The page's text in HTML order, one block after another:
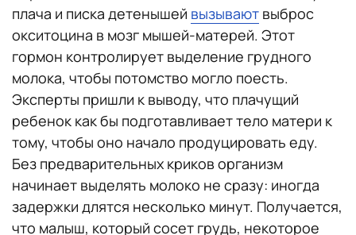
плача и писка детенышей вызывают выброс
окситоцина в мозг мышей-матерей. Этот
гормон контролирует выделение грудного
молока, чтобы потомство могло поесть.
Эксперты пришли к выводу, что плачущий
ребенок как бы подготавливает тело матери к
тому, чтобы оно начало продуцировать еду.
Без предварительных криков организм
начинает выделять молоко не сразу: иногда
задержки длятся несколько минут. Получается,
что малыш, который сосет грудь, некоторое